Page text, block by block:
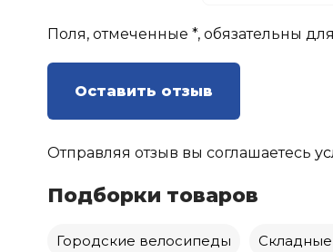
Поля, отмеченные *, обязательны
Оставить отзыв
Отправляя отзыв вы соглашаетесь
Подборки товаров
Городские велосипеды